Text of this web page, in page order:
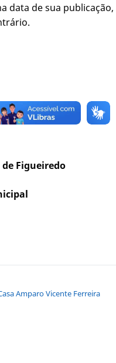
data de sua publicação,
Figueiredo
Amparo Vicente Ferreira